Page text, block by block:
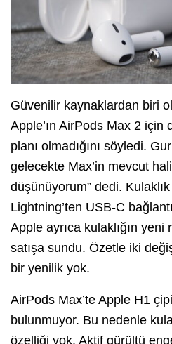
Güvenilir kaynaklardan biri
Apple’ın AirPods Max 2 için
planı olmadığını söyledi.
gelecekte Max’in mevcut
düşünüyorum” dedi.
Lightning’ten USB-C
Apple ayrıca kulaklığın
satışa sundu. Özetle iki
bir yenilik yok.
AirPods Max’te Apple H1
bulunmuyor. Bu nedenle
özelliği yok. Aktif gürültü